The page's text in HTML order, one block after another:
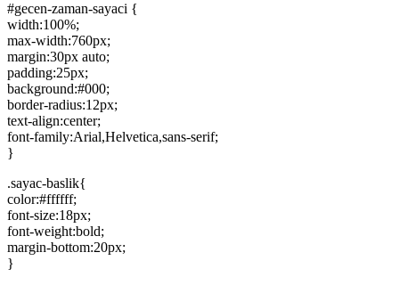
#gecen-zaman-sayaci {
width:100%;
max-width:760px;
margin:30px auto;
padding:25px;
background:#000;
border-radius:12px;
text-align:center;
font-family:Arial,Helvetica,sans-serif;
}
.sayac-baslik{
color:#ffffff;
font-size:18px;
font-weight:bold;
margin-bottom:20px;
}